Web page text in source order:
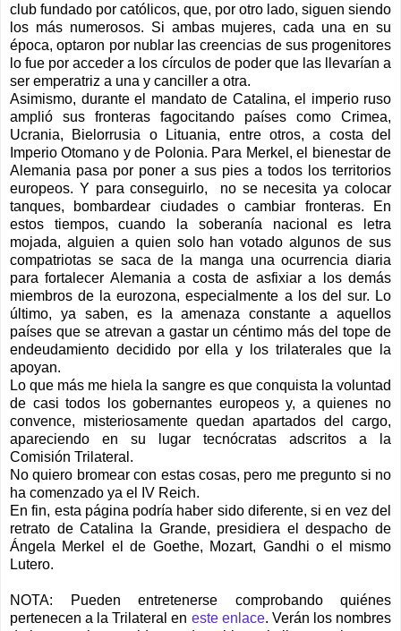
club fundado por católicos, que, por otro lado, siguen siendo
los más numerosos. Si ambas mujeres, cada una en su
época, optaron por nublar las creencias de sus progenitores
lo fue por acceder a los círculos de poder que las llevarían a
ser emperatriz a una y canciller a otra.
Asimismo, durante el mandato de Catalina, el imperio ruso
amplió sus fronteras fagocitando países como Crimea,
Ucrania, Bielorrusia o Lituania, entre otros, a costa del
Imperio Otomano y de Polonia. Para Merkel, el bienestar de
Alemania pasa por poner a sus pies a todos los territorios
europeos. Y para conseguirlo,
no se necesita ya colocar
tanques, bombardear ciudades o cambiar fronteras. En
estos tiempos, cuando la soberanía nacional es letra
mojada, alguien a quien solo han votado algunos de sus
compatriotas se saca de la manga una ocurrencia diaria
para fortalecer Alemania a costa de asfixiar a los demás
miembros de la eurozona, especialmente a los del sur. Lo
último, ya saben, es la amenaza constante a aquellos
países que se atrevan a gastar un céntimo más del tope de
endeudamiento decidido por ella y los trilaterales que la
apoyan.
Lo que más me hiela la sangre es que conquista la voluntad
de casi todos los gobernantes europeos y, a quienes no
convence, misteriosamente quedan apartados del cargo,
apareciendo en su lugar tecnócratas adscritos a la
Comisión Trilateral.
No quiero bromear con estas cosas, pero me pregunto si no
ha comenzado ya el IV Reich.
En fin, esta página podría haber sido diferente, si en vez del
retrato de Catalina la Grande, presidiera el despacho de
Ángela Merkel el de Goethe, Mozart, Gandhi o el mismo
Lutero.
NOTA: Pueden entretenerse comprobando quiénes
pertenecen a la Trilateral en este enlace. Verán los nombres